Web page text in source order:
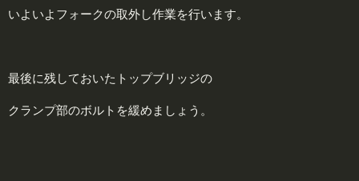
いよいよフォークの取外し作業を行います。
最後に残しておいたトップブリッジの
クランプ部のボルトを緩めましょう。